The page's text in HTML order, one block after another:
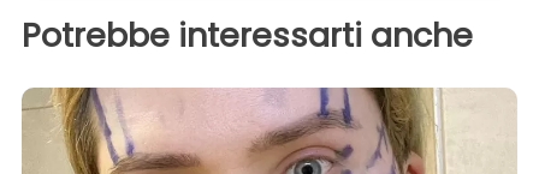
Potrebbe interessarti anche